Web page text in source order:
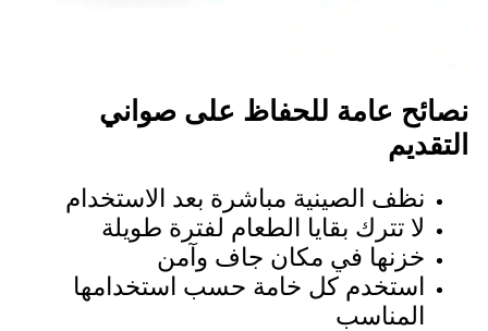
نصائح عامة للحفاظ على صواني
التقديم
نظف الصينية مباشرة بعد الاستخدام
لا تترك بقايا الطعام لفترة طويلة
خزنها في مكان جاف وآمن
استخدم كل خامة حسب استخدامها
المناسب